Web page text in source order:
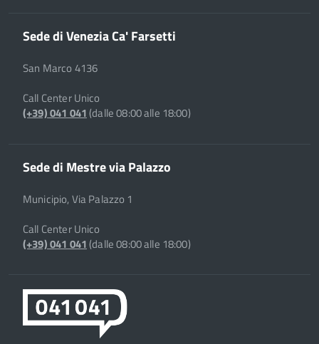
Sede di Venezia Ca' Farsetti
San Marco 4136
Call Center Unico
(+39) 041 041(dalle 08:00 alle 18:00)
Sede di Mestre via Palazzo
Municipio, Via Palazzo 1
Call Center Unico
(+39) 041 041(dalle 08:00 alle 18:00)